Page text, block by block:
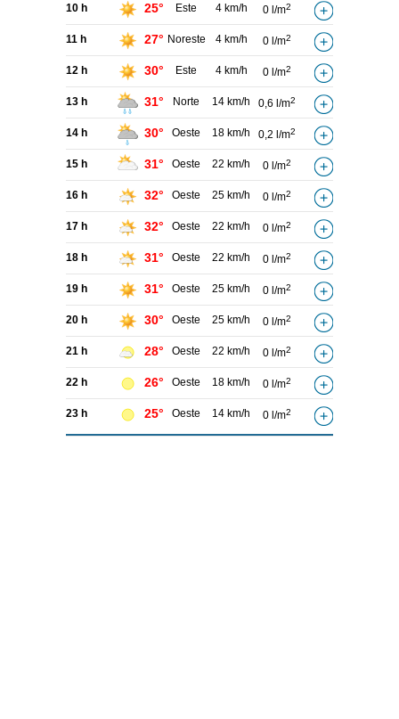
10 h 25° Este 4 km/h 0 l/m2
11 h 27° Noreste 4 km/h 0 l/m2
12 h 30° Este 4 km/h 0 l/m2
13 h 31° Norte 14 km/h 0,6 l/m2
14 h 30° Oeste 18 km/h 0,2 l/m2
15 h 31° Oeste 22 km/h 0 l/m2
16 h 32° Oeste 25 km/h 0 l/m2
17 h 32° Oeste 22 km/h 0 l/m2
18 h 31° Oeste 22 km/h 0 l/m2
19 h 31° Oeste 25 km/h 0 l/m2
20 h 30° Oeste 25 km/h 0 l/m2
21 h 28° Oeste 22 km/h 0 l/m2
22 h 26° Oeste 18 km/h 0 l/m2
23 h 25° Oeste 14 km/h 0 l/m2